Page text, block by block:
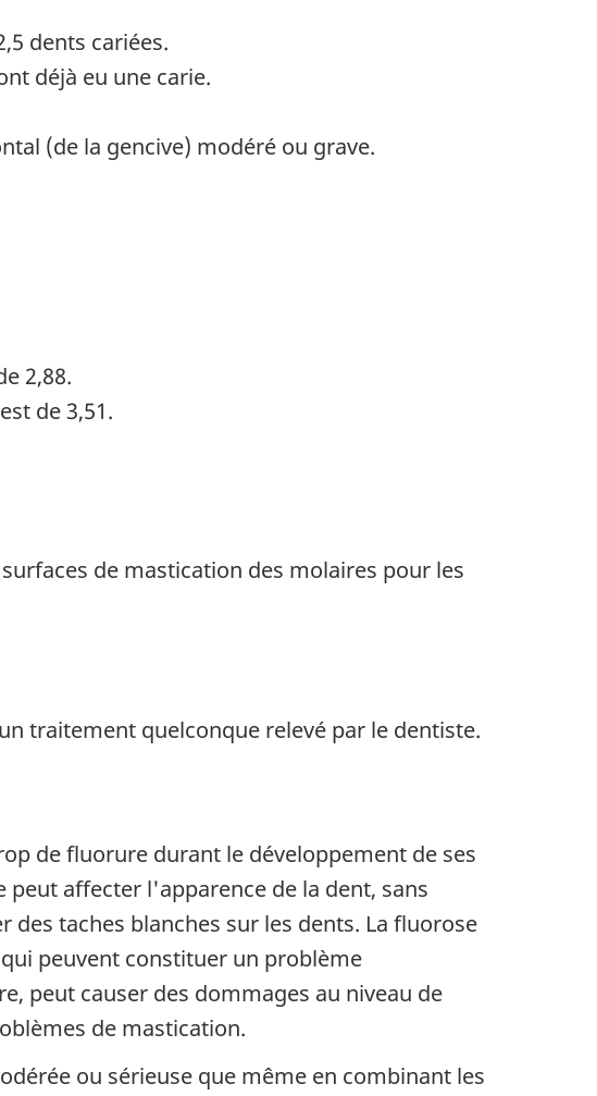
dents cariées.
déjà eu une carie.
(de la gencive) modéré ou grave.
2,88.
de 3,51.
de mastication des molaires pour les
traitement quelconque relevé par le dentiste.
de fluorure durant le développement de ses
affecter l'apparence de la dent, sans
taches blanches sur les dents. La fluorose
peuvent constituer un problème
peut causer des dommages au niveau de
de mastication.
ou sérieuse que même en combinant les